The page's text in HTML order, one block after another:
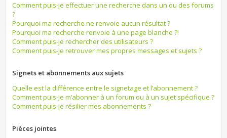
Comment puis-je effectuer une recherche dans un ou des forums
?
Pourquoi ma recherche ne renvoie aucun résultat ?
Pourquoi ma recherche renvoie à une page blanche ?!
Comment puis-je rechercher des utilisateurs ?
Comment puis-je retrouver mes propres messages et sujets ?
Signets et abonnements aux sujets
Quelle est la différence entre le signetage et l’abonnement ?
Comment puis-je m’abonner à un forum ou à un sujet spécifique ?
Comment puis-je résilier mes abonnements ?
Pièces jointes